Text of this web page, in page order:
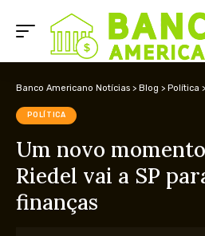
Banco Americano Notícias > Blog > Política >
POLÍTICA
Um novo
Riedel vai a SP
finanças